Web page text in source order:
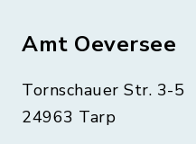
Amt Oeversee
Tornschauer Str. 3-5
24963 Tarp